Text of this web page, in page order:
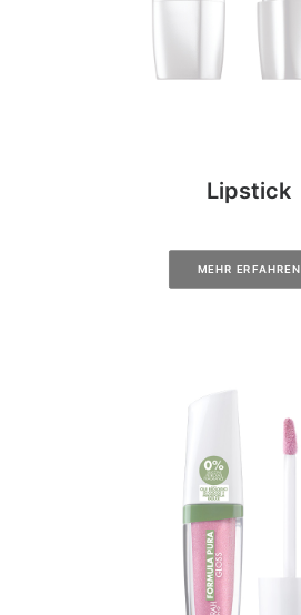
Lipstick
MEHR ERFAHREN